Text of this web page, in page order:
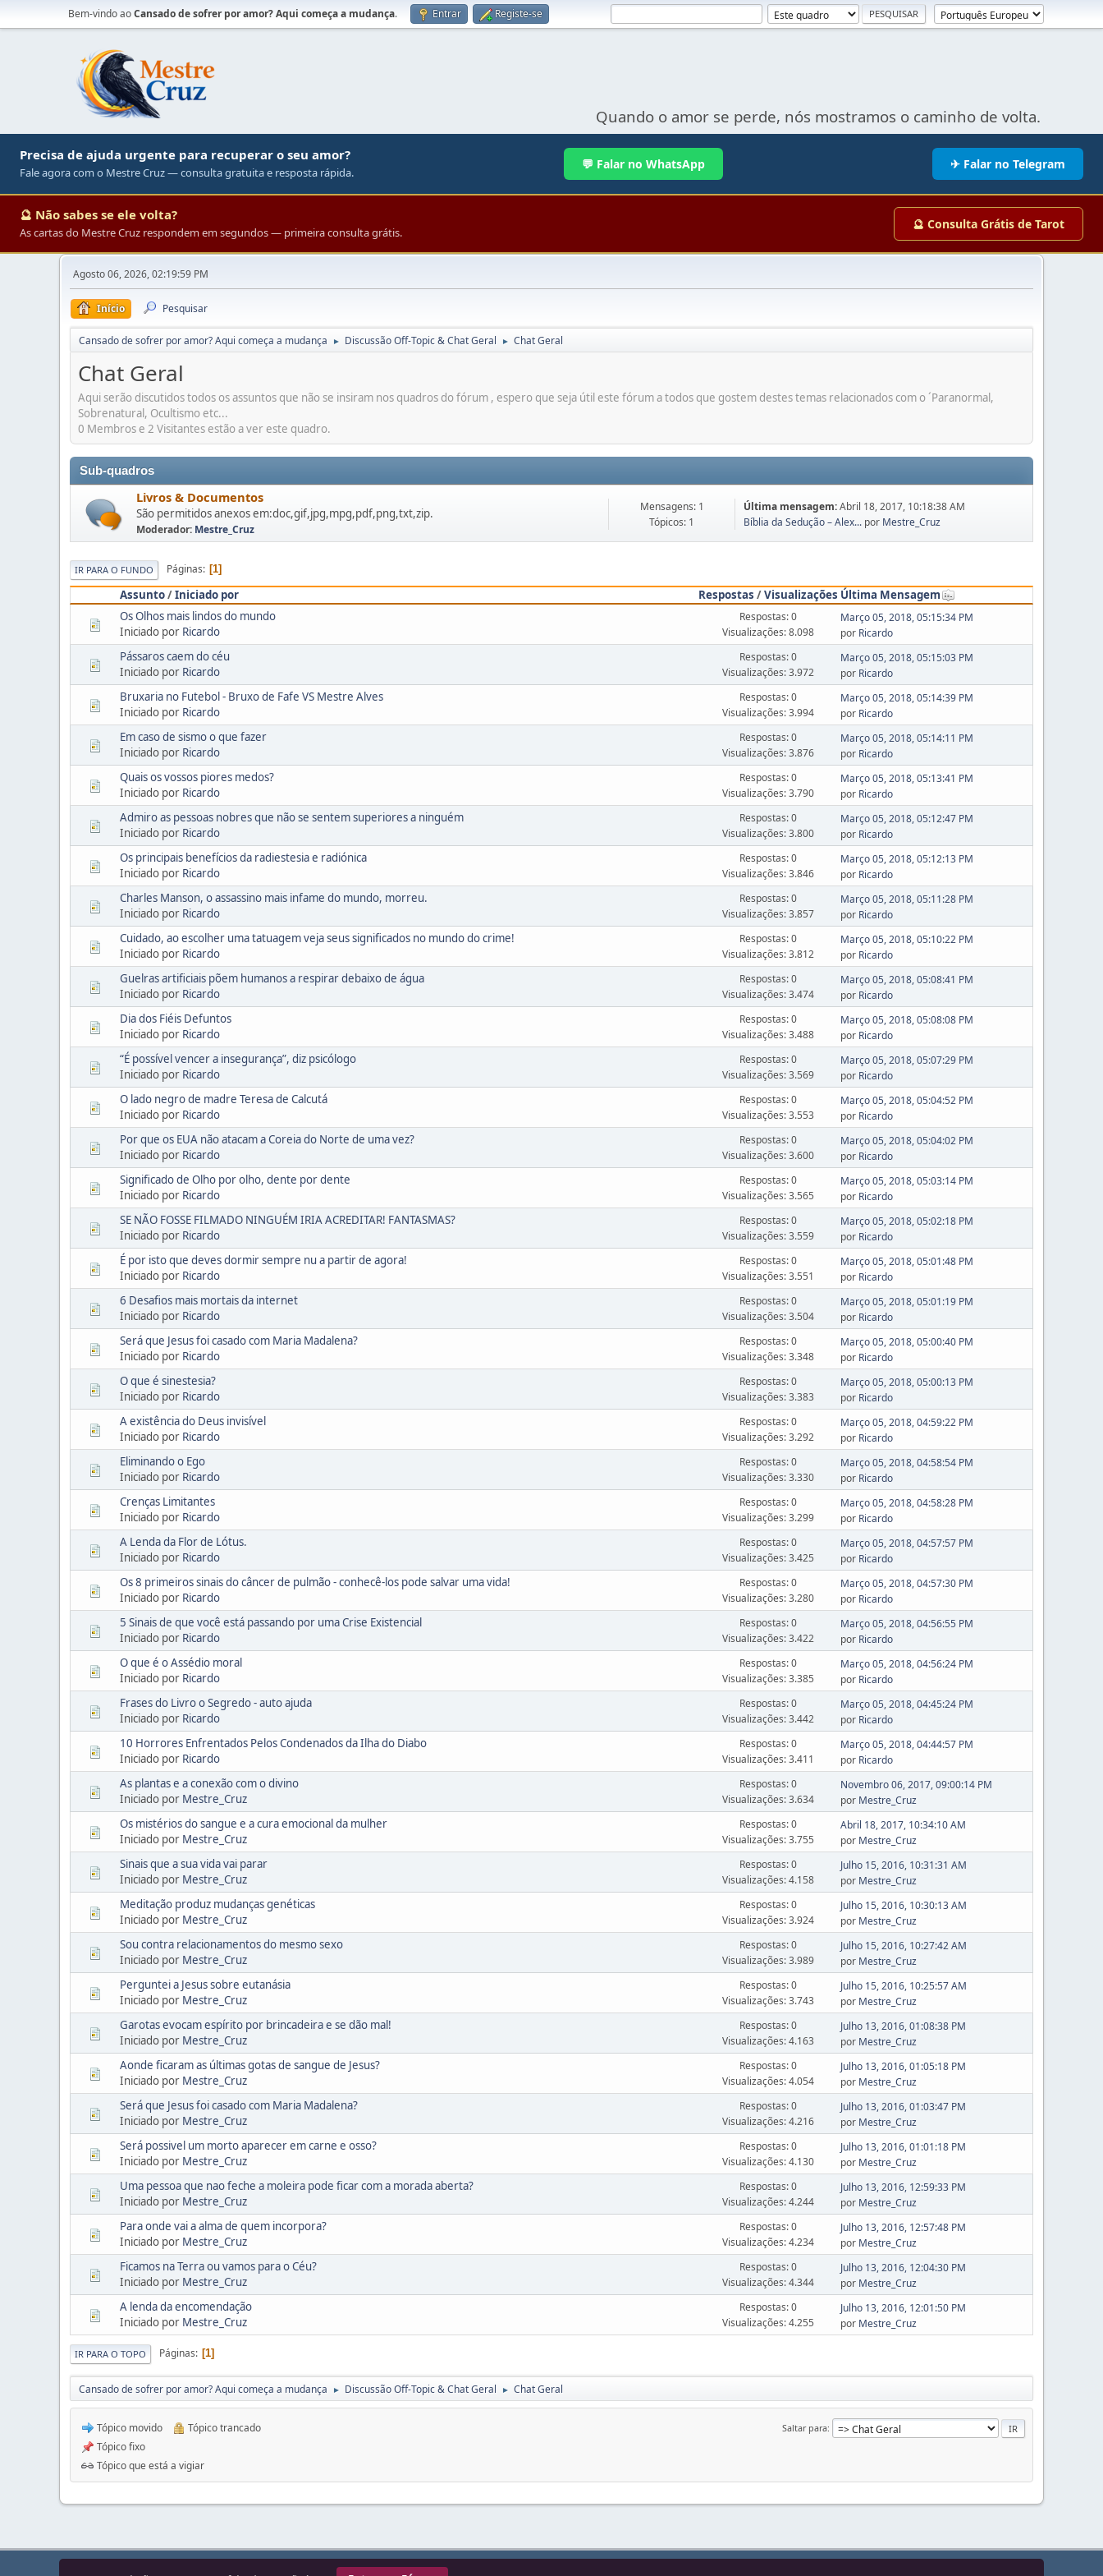
Bem-vindo aoCansado de sofrer por amor? Aqui começa a mudança. Entrar Registe-se
Quando o amor se perde, nós mostramos o caminho de volta.
Precisa de ajuda urgente para recuperar o seu amor?
Fale agora com o Mestre Cruz — consulta gratuita e resposta rápida.
💬 Falar no WhatsApp ✈ Falar no Telegram
🔮 Não sabes se ele volta?
As cartas do Mestre Cruz respondem em segundos — primeira consulta grátis.
🔮 Consulta Grátis de Tarot
Agosto 06, 2026, 02:19:59 PM
Início Pesquisar
Cansado de sofrer por amor? Aqui começa a mudança ► Discussão Off-Topic & Chat Geral ► Chat Geral
Chat Geral
Aqui serão discutidos todos os assuntos que não se insiram nos quadros do fórum , espero que seja útil este fórum a todos que gostem destes temas relacionados com o ´Paranormal,
Sobrenatural, Ocultismo etc...
0 Membros e 2 Visitantes estão a ver este quadro.
Sub-quadros
Livros & Documentos
São permitidos anexos em:doc,gif,jpg,mpg,pdf,png,txt,zip.
Moderador: Mestre_Cruz
Mensagens: 1
Tópicos: 1
Última mensagem:Abril 18, 2017, 10:18:38 AM
Bíblia da Sedução – Alex... por Mestre_Cruz
IR PARA O FUNDO Páginas 1
Assunto/Iniciado por Respostas /Visualizações Última Mensagem
Os Olhos mais lindos do mundo
Iniciado por Ricardo
Respostas: 0
Visualizações: 8.098
Março 05, 2018, 05:15:34 PM
por Ricardo
Pássaros caem do céu
Iniciado por Ricardo
Respostas: 0
Visualizações: 3.972
Março 05, 2018, 05:15:03 PM
por Ricardo
Bruxaria no Futebol - Bruxo de Fafe VS Mestre Alves
Iniciado por Ricardo
Respostas: 0
Visualizações: 3.994
Março 05, 2018, 05:14:39 PM
por Ricardo
Em caso de sismo o que fazer
Iniciado por Ricardo
Respostas: 0
Visualizações: 3.876
Março 05, 2018, 05:14:11 PM
por Ricardo
Quais os vossos piores medos?
Iniciado por Ricardo
Respostas: 0
Visualizações: 3.790
Março 05, 2018, 05:13:41 PM
por Ricardo
Admiro as pessoas nobres que não se sentem superiores a ninguém
Iniciado por Ricardo
Respostas: 0
Visualizações: 3.800
Março 05, 2018, 05:12:47 PM
por Ricardo
Os principais benefícios da radiestesia e radiónica
Iniciado por Ricardo
Respostas: 0
Visualizações: 3.846
Março 05, 2018, 05:12:13 PM
por Ricardo
Charles Manson, o assassino mais infame do mundo, morreu.
Iniciado por Ricardo
Respostas: 0
Visualizações: 3.857
Março 05, 2018, 05:11:28 PM
por Ricardo
Cuidado, ao escolher uma tatuagem veja seus significados no mundo do crime!
Iniciado por Ricardo
Respostas: 0
Visualizações: 3.812
Março 05, 2018, 05:10:22 PM
por Ricardo
Guelras artificiais põem humanos a respirar debaixo de água
Iniciado por Ricardo
Respostas: 0
Visualizações: 3.474
Março 05, 2018, 05:08:41 PM
por Ricardo
Dia dos Fiéis Defuntos
Iniciado por Ricardo
Respostas: 0
Visualizações: 3.488
Março 05, 2018, 05:08:08 PM
por Ricardo
“É possível vencer a insegurança”, diz psicólogo
Iniciado por Ricardo
Respostas: 0
Visualizações: 3.569
Março 05, 2018, 05:07:29 PM
por Ricardo
O lado negro de madre Teresa de Calcutá
Iniciado por Ricardo
Respostas: 0
Visualizações: 3.553
Março 05, 2018, 05:04:52 PM
por Ricardo
Por que os EUA não atacam a Coreia do Norte de uma vez?
Iniciado por Ricardo
Respostas: 0
Visualizações: 3.600
Março 05, 2018, 05:04:02 PM
por Ricardo
Significado de Olho por olho, dente por dente
Iniciado por Ricardo
Respostas: 0
Visualizações: 3.565
Março 05, 2018, 05:03:14 PM
por Ricardo
SE NÃO FOSSE FILMADO NINGUÉM IRIA ACREDITAR! FANTASMAS?
Iniciado por Ricardo
Respostas: 0
Visualizações: 3.559
Março 05, 2018, 05:02:18 PM
por Ricardo
É por isto que deves dormir sempre nu a partir de agora!
Iniciado por Ricardo
Respostas: 0
Visualizações: 3.551
Março 05, 2018, 05:01:48 PM
por Ricardo
6 Desafios mais mortais da internet
Iniciado por Ricardo
Respostas: 0
Visualizações: 3.504
Março 05, 2018, 05:01:19 PM
por Ricardo
Será que Jesus foi casado com Maria Madalena?
Iniciado por Ricardo
Respostas: 0
Visualizações: 3.348
Março 05, 2018, 05:00:40 PM
por Ricardo
O que é sinestesia?
Iniciado por Ricardo
Respostas: 0
Visualizações: 3.383
Março 05, 2018, 05:00:13 PM
por Ricardo
A existência do Deus invisível
Iniciado por Ricardo
Respostas: 0
Visualizações: 3.292
Março 05, 2018, 04:59:22 PM
por Ricardo
Eliminando o Ego
Iniciado por Ricardo
Respostas: 0
Visualizações: 3.330
Março 05, 2018, 04:58:54 PM
por Ricardo
Crenças Limitantes
Iniciado por Ricardo
Respostas: 0
Visualizações: 3.299
Março 05, 2018, 04:58:28 PM
por Ricardo
A Lenda da Flor de Lótus.
Iniciado por Ricardo
Respostas: 0
Visualizações: 3.425
Março 05, 2018, 04:57:57 PM
por Ricardo
Os 8 primeiros sinais do câncer de pulmão - conhecê-los pode salvar uma vida!
Iniciado por Ricardo
Respostas: 0
Visualizações: 3.280
Março 05, 2018, 04:57:30 PM
por Ricardo
5 Sinais de que você está passando por uma Crise Existencial
Iniciado por Ricardo
Respostas: 0
Visualizações: 3.422
Março 05, 2018, 04:56:55 PM
por Ricardo
O que é o Assédio moral
Iniciado por Ricardo
Respostas: 0
Visualizações: 3.385
Março 05, 2018, 04:56:24 PM
por Ricardo
Frases do Livro o Segredo - auto ajuda
Iniciado por Ricardo
Respostas: 0
Visualizações: 3.442
Março 05, 2018, 04:45:24 PM
por Ricardo
10 Horrores Enfrentados Pelos Condenados da Ilha do Diabo
Iniciado por Ricardo
Respostas: 0
Visualizações: 3.411
Março 05, 2018, 04:44:57 PM
por Ricardo
As plantas e a conexão com o divino
Iniciado por Mestre_Cruz
Respostas: 0
Visualizações: 3.634
Novembro 06, 2017, 09:00:14 PM
por Mestre_Cruz
Os mistérios do sangue e a cura emocional da mulher
Iniciado por Mestre_Cruz
Respostas: 0
Visualizações: 3.755
Abril 18, 2017, 10:34:10 AM
por Mestre_Cruz
Sinais que a sua vida vai parar
Iniciado por Mestre_Cruz
Respostas: 0
Visualizações: 4.158
Julho 15, 2016, 10:31:31 AM
por Mestre_Cruz
Meditação produz mudanças genéticas
Iniciado por Mestre_Cruz
Respostas: 0
Visualizações: 3.924
Julho 15, 2016, 10:30:13 AM
por Mestre_Cruz
Sou contra relacionamentos do mesmo sexo
Iniciado por Mestre_Cruz
Respostas: 0
Visualizações: 3.989
Julho 15, 2016, 10:27:42 AM
por Mestre_Cruz
Perguntei a Jesus sobre eutanásia
Iniciado por Mestre_Cruz
Respostas: 0
Visualizações: 3.743
Julho 15, 2016, 10:25:57 AM
por Mestre_Cruz
Garotas evocam espírito por brincadeira e se dão mal!
Iniciado por Mestre_Cruz
Respostas: 0
Visualizações: 4.163
Julho 13, 2016, 01:08:38 PM
por Mestre_Cruz
Aonde ficaram as últimas gotas de sangue de Jesus?
Iniciado por Mestre_Cruz
Respostas: 0
Visualizações: 4.054
Julho 13, 2016, 01:05:18 PM
por Mestre_Cruz
Será que Jesus foi casado com Maria Madalena?
Iniciado por Mestre_Cruz
Respostas: 0
Visualizações: 4.216
Julho 13, 2016, 01:03:47 PM
por Mestre_Cruz
Será possivel um morto aparecer em carne e osso?
Iniciado por Mestre_Cruz
Respostas: 0
Visualizações: 4.130
Julho 13, 2016, 01:01:18 PM
por Mestre_Cruz
Uma pessoa que nao feche a moleira pode ficar com a morada aberta?
Iniciado por Mestre_Cruz
Respostas: 0
Visualizações: 4.244
Julho 13, 2016, 12:59:33 PM
por Mestre_Cruz
Para onde vai a alma de quem incorpora?
Iniciado por Mestre_Cruz
Respostas: 0
Visualizações: 4.234
Julho 13, 2016, 12:57:48 PM
por Mestre_Cruz
Ficamos na Terra ou vamos para o Céu?
Iniciado por Mestre_Cruz
Respostas: 0
Visualizações: 4.344
Julho 13, 2016, 12:04:30 PM
por Mestre_Cruz
A lenda da encomendação
Iniciado por Mestre_Cruz
Respostas: 0
Visualizações: 4.255
Julho 13, 2016, 12:01:50 PM
por Mestre_Cruz
IR PARA O TOPO Páginas 1
Cansado de sofrer por amor? Aqui começa a mudança ► Discussão Off-Topic & Chat Geral ► Chat Geral
Saltar para
Tópico movido
Tópico trancado
Tópico fixo
Tópico que está a vigiar